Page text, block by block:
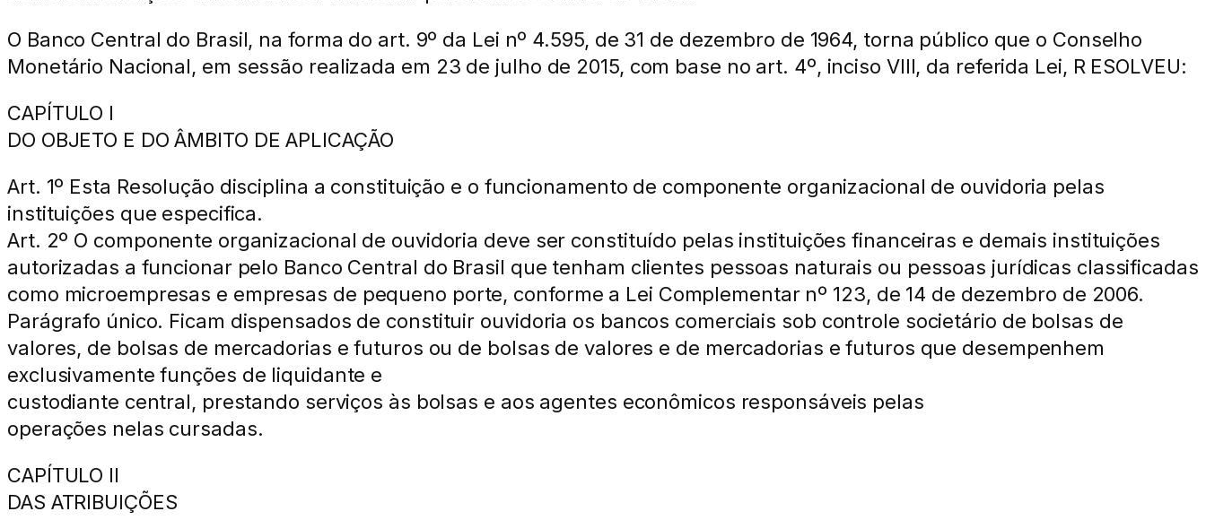
O Banco Central do Brasil, na forma do art. 9º da Lei nº 4.595, de 31 de dezembro de 1964, torna público que o Conselho
Monetário Nacional, em sessão realizada em 23 de julho de 2015, com base no art. 4º, inciso VIII, da referida Lei, R ESOLVEU:
CAPÍTULO I
DO OBJETO E DO ÂMBITO DE APLICAÇÃO
Art. 1º Esta Resolução disciplina a constituição e o funcionamento de componente organizacional de ouvidoria pelas
instituições que especifica.
Art. 2º O componente organizacional de ouvidoria deve ser constituído pelas instituições financeiras e demais instituições
autorizadas a funcionar pelo Banco Central do Brasil que tenham clientes pessoas naturais ou pessoas jurídicas classificadas
como microempresas e empresas de pequeno porte, conforme a Lei Complementar nº 123, de 14 de dezembro de 2006.
Parágrafo único. Ficam dispensados de constituir ouvidoria os bancos comerciais sob controle societário de bolsas de
valores, de bolsas de mercadorias e futuros ou de bolsas de valores e de mercadorias e futuros que desempenhem
exclusivamente funções de liquidante e
custodiante central, prestando serviços às bolsas e aos agentes econômicos responsáveis pelas
operações nelas cursadas.
CAPÍTULO II
DAS ATRIBUIÇÕES